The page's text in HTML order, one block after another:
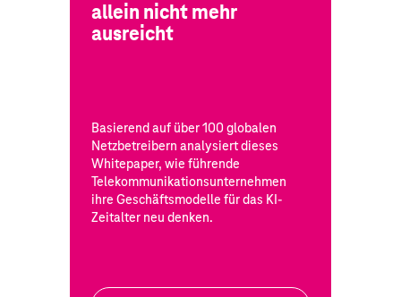
allein nicht mehr
ausreicht
Basierend auf über 100 globalen
Netzbetreibern analysiert dieses
Whitepaper, wie führende
Telekommunikationsunternehmen
ihre Geschäftsmodelle für das KI-
Zeitalter neu denken.